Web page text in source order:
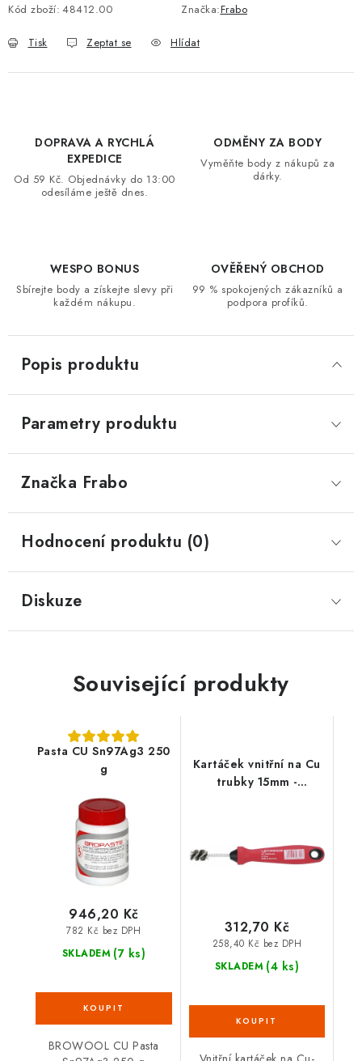
ZNAČKY
Kontakt
Obchodní podmínky
Podmínky ochrany osobních údajů
Moje objednávka
Kód zboží: 48412.00 Značka:Frabo
Tisk Zeptat se Hlídat
DOPRAVA A RYCHLÁ
EXPEDICE
Od 59 Kč. Objednávky do 13:00
odesíláme ještě dnes.
ODMĚNY ZA BODY
Vyměňte body z nákupů za
dárky.
WESPO BONUS
Sbírejte body a získejte slevy při
každém nákupu.
OVĚŘENÝ OBCHOD
99 % spokojených zákazníků a
podpora profíků.
Popis produktu
Parametry produktu
Značka Frabo
Hodnocení produktu (0)
Diskuze
Související produkty
Pasta CU Sn97Ag3 250
g
SKLADEM (7 ks)
782 Kč bez DPH
946,20 Kč
BROWOOL CU Pasta
Kartáček vnitřní na Cu
trubky 15mm -
SKLADEM (4 ks)
258,40 Kč bez DPH
312,70 Kč